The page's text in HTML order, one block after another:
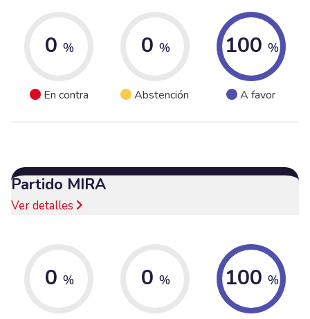
0 %
En contra
0 %
Abstención
100 %
A favor
Partido MIRA
Ver detalles
0 % 0 % 100 %